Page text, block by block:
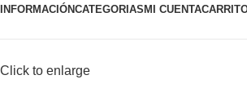
INFORMACIÓNCATEGORIASMI CUENTA
Click to enlarge